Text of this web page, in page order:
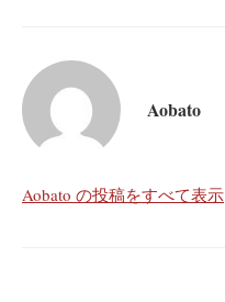
Aobato
Aobato の投稿をすべて表示